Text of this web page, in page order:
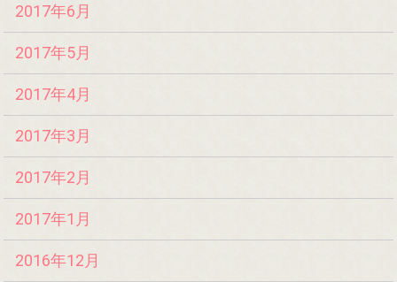
2017年6月
2017年5月
2017年4月
2017年3月
2017年2月
2017年1月
2016年12月